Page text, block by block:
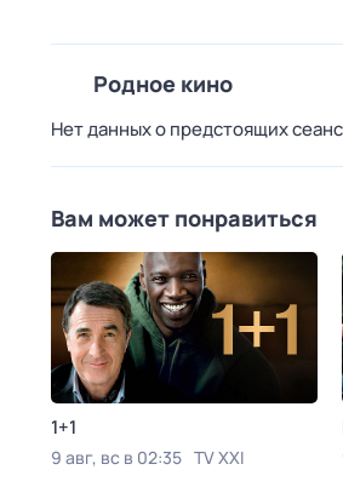
Родное кино
Нет данных о предстоящих
Вам может понравиться
1+1
9 авг, вс в 02:35 TV XXI